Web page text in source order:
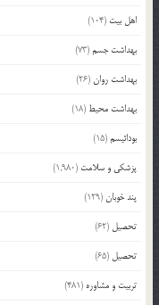
اهل بیت (104)
بهداشت جسم(73)
بهداشت روان(26)
بهداشت محیط (18)
بودائیسم(15)
پزشکی و سلامت (1,980)
پند خوبان(129)
تحصیل (62)
تحصیل (65)
تربیت و مشاوره (481)